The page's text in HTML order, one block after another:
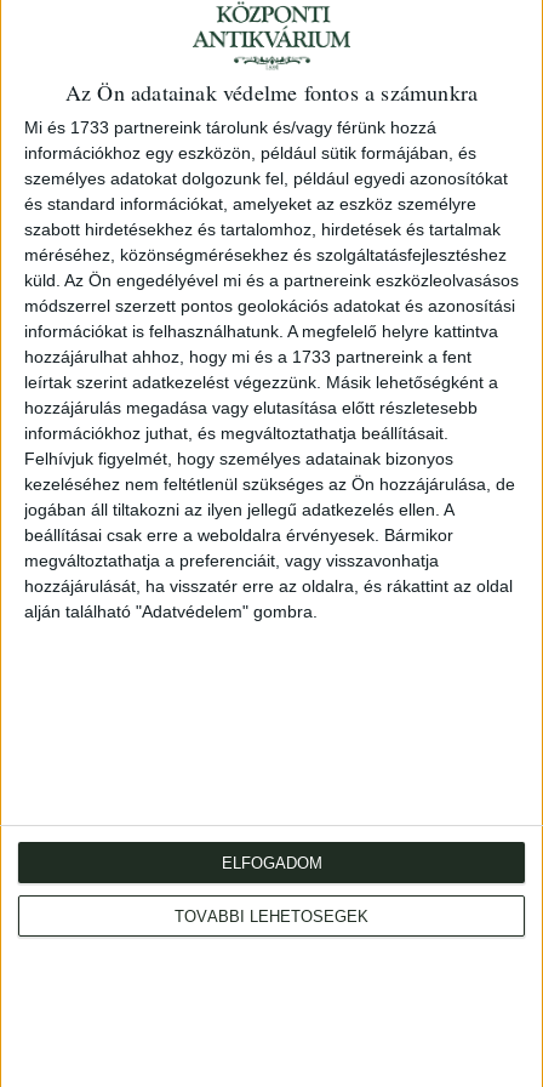
Az Ön adatainak védelme fontos a számunkra
Mi és 1733 partnereink tárolunk és/vagy férünk hozzá
információkhoz egy eszközön, például sütik formájában, és
személyes adatokat dolgozunk fel, például egyedi azonosítókat
és standard információkat, amelyeket az eszköz személyre
szabott hirdetésekhez és tartalomhoz, hirdetések és tartalmak
méréséhez, közönségmérésekhez és szolgáltatásfejlesztéshez
küld. Az Ön engedélyével mi és a partnereink eszközleolvasásos
módszerrel szerzett pontos geolokációs adatokat és azonosítási
információkat is felhasználhatunk. A megfelelő helyre kattintva
hozzájárulhat ahhoz, hogy mi és a 1733 partnereink a fent
leírtak szerint adatkezelést végezzünk. Másik lehetőségként a
hozzájárulás megadása vagy elutasítása előtt részletesebb
információkhoz juthat, és megváltoztathatja beállításait.
Felhívjuk figyelmét, hogy személyes adatainak bizonyos
kezeléséhez nem feltétlenül szükséges az Ön hozzájárulása, de
jogában áll tiltakozni az ilyen jellegű adatkezelés ellen. A
beállításai csak erre a weboldalra érvényesek. Bármikor
megváltoztathatja a preferenciáit, vagy visszavonhatja
hozzájárulását, ha visszatér erre az oldalra, és rákattint az oldal
alján található "Adatvédelem" gombra.
TOVÁBBI LEHETŐSÉGEK
ELFOGADOM
Auction 167
Date
15 October 2024, 17:00
Place
Online (Axioart, Invaluable)
Place of show
Központi Antikvárium
https://axioart.com/aukcio/2024-09-
26/167-konyvarveres-kozponti-
antikvarium-live/teljes-katalogus
: Hungary, 1053 Budapest, Múzeum krt. 13-15.
: +36 1 317 3514
Open: monday-friday 10-18, saturday 10-14